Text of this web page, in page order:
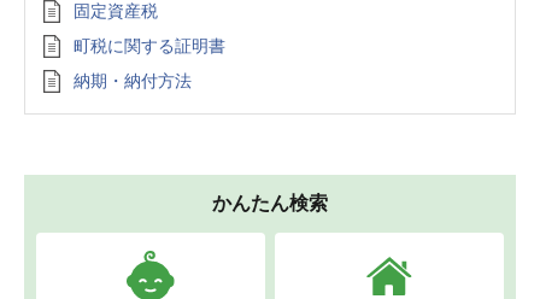
固定資産税
町税に関する証明書
納期・納付方法
かんたん検索